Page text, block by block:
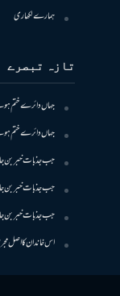
ہمارے لکھاری
تازہ تبصرے
جہاں دائرے ختم
جہاں دائرے ختم
جب جذبات خبر بن
جب جذبات خبر بن
جب جذبات خبر بن
اس خاندان کا اصل